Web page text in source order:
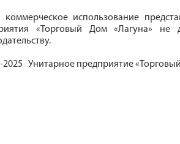
использование
«Торговый Дом «Лагуна» не
2025 Унитарное предприятие